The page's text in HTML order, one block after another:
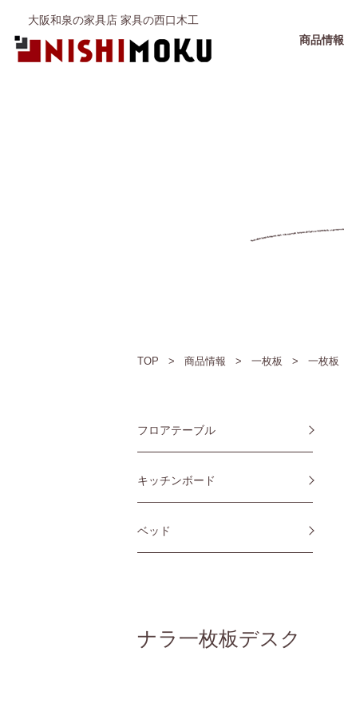
大阪和泉の家具店 家具の西口木工
商品情報
TOP 商品情報 一枚板 一枚板
フロアテーブル
キッチンボード
ベッド
ナラ一枚板デスク